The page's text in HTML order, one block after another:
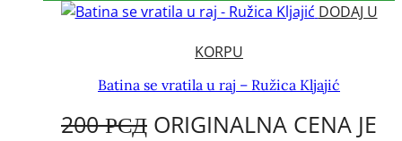
DODAJ U
KORPU
Batina se vratila u raj – Ružica Kljajić
200РСД ORIGINALNA CENA JE